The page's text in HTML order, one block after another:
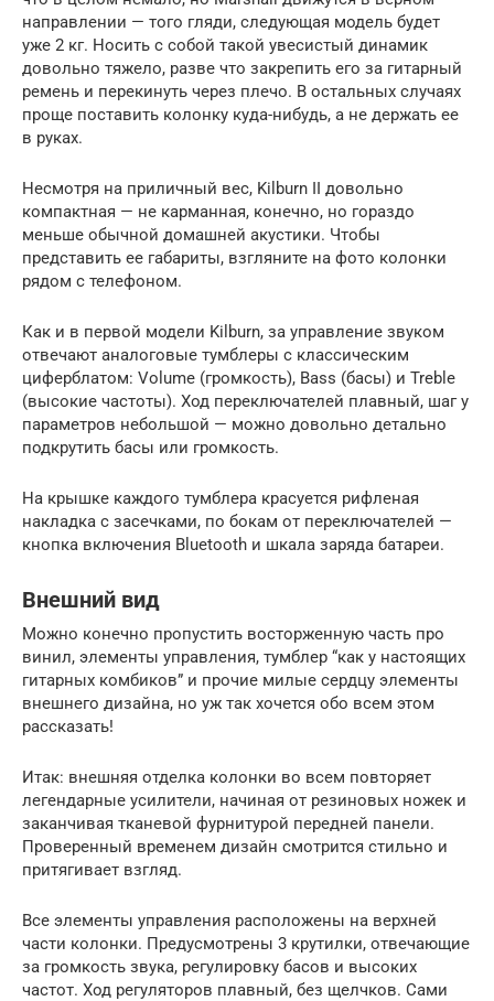
направлении — того гляди, следующая модель будет
уже 2 кг. Носить с собой такой увесистый динамик
довольно тяжело, разве что закрепить его за гитарный
ремень и перекинуть через плечо. В остальных случаях
проще поставить колонку куда-нибудь, а не держать ее
в руках.
Несмотря на приличный вес, Kilburn II довольно
компактная — не карманная, конечно, но гораздо
меньше обычной домашней акустики. Чтобы
представить ее габариты, взгляните на фото колонки
рядом с телефоном.
Как и в первой модели Kilburn, за управление звуком
отвечают аналоговые тумблеры с классическим
циферблатом: Volume (громкость), Bass (басы) и Treble
(высокие частоты). Ход переключателей плавный, шаг у
параметров небольшой — можно довольно детально
подкрутить басы или громкость.
На крышке каждого тумблера красуется рифленая
накладка с засечками, по бокам от переключателей —
кнопка включения Bluetooth и шкала заряда батареи.
Внешний вид
Можно конечно пропустить восторженную часть про
винил, элементы управления, тумблер “как у настоящих
гитарных комбиков” и прочие милые сердцу элементы
внешнего дизайна, но уж так хочется обо всем этом
рассказать!
Итак: внешняя отделка колонки во всем повторяет
легендарные усилители, начиная от резиновых ножек и
заканчивая тканевой фурнитурой передней панели.
Проверенный временем дизайн смотрится стильно и
притягивает взгляд.
Все элементы управления расположены на верхней
части колонки. Предусмотрены 3 крутилки, отвечающие
за громкость звука, регулировку басов и высоких
частот. Ход регуляторов плавный, без щелчков. Сами